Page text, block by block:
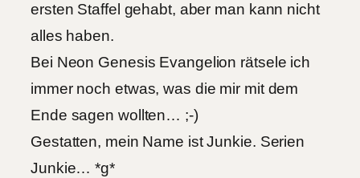
ersten Staffel gehabt, aber man kann nicht
alles haben.
Bei Neon Genesis Evangelion rätsele ich
immer noch etwas, was die mir mit dem
Ende sagen wollten… ;-)
Gestatten, mein Name ist Junkie. Serien
Junkie… *g*